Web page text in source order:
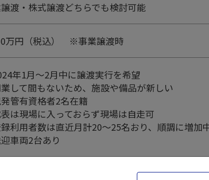
渡・株式譲渡どちらでも検討可能
万円（税込） ※事業譲渡時
年1月～2月中に譲渡実行を希望
業して間もないため、施設や備品が新しい
発管有資格者2名在籍
表は現場に入っておらず現場は自走可
録利用者数は直近月計20～25名おり、順調に増加
迎車両2台あり